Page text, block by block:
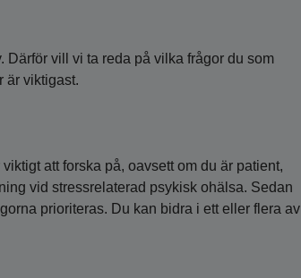
Därför vill vi ta reda på vilka frågor du som
är viktigast.
att forska på, oavsett om du är patient,
vid stressrelaterad psykisk ohälsa. Sedan
prioriteras. Du kan bidra i ett eller flera av